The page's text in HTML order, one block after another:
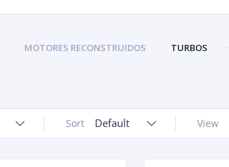
MOTORES RECONSTRUIDOS TURBOS
View
Sort Default